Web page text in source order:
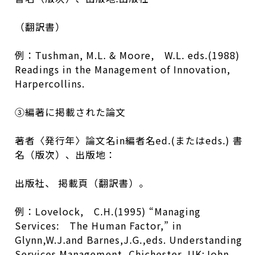
（翻訳書）
例：Tushman, M.L. & Moore, W.L. eds.(1988)
Readings in the Management of Innovation,
Harpercollins.
③編著に掲載された論文
著者〈発行年〉論文名in編者名ed.(またはeds.) 書
名（版次）、出版地：
出版社、 掲載頁（翻訳書）。
例：Lovelock, C.H.(1995) “Managing
Services: The Human Factor,” in
Glynn,W.J.and Barnes,J.G.,eds. Understanding